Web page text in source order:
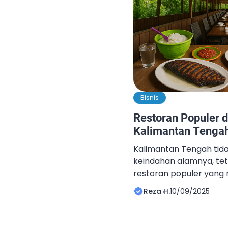
Bisnis
Restoran Populer
Kalimantan
Kalimantan Tengah
keindahan alamnya,
restoran populer yang
dan beragam. Jika
Palangka Raya atau
Reza H.10/09/2025